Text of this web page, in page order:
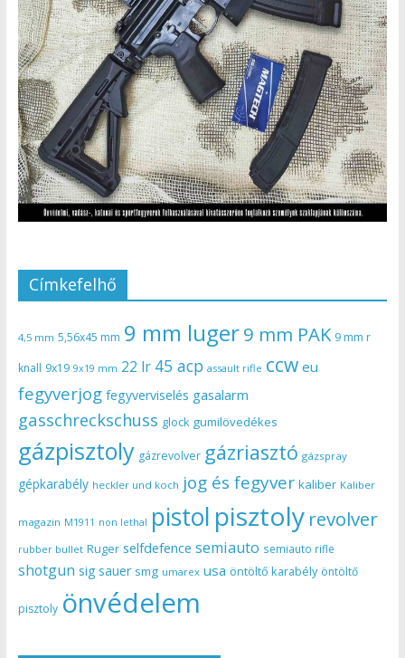
Címkefelhő
4,5 mm 5,56x45 mm 9 mm luger9 mm PAK 9 mm r
knall 9x19 9x19 mm 22 lr 45 acp assault rifle ccw eu
fegyverjog fegyverviselés gasalarm
gasschreckschuss glock gumilövedékes
gázpisztoly gázrevolver gázriasztó gázspray
gépkarabély heckler und koch jog és fegyver kaliber Kaliber
magazin M1911 non lethal pistol pisztoly revolver
rubber bullet Ruger selfdefence semiauto semiauto rifle
shotgun sig sauer smg umarex usa öntöltő karabély öntöltő
pisztoly önvédelem